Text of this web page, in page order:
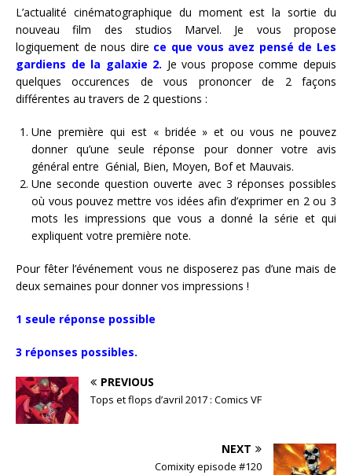
L’actualité cinématographique du moment est la sortie du
nouveau film des studios Marvel. Je vous propose
logiquement de nous dire ce que vous avez pensé de Les
gardiens de la galaxie 2. Je vous propose comme depuis
quelques occurences de vous prononcer de 2 façons
différentes au travers de 2 questions :
Une première qui est « bridée » et ou vous ne pouvez
donner qu’une seule réponse pour donner votre avis
général entre Génial, Bien, Moyen, Bof et Mauvais.
Une seconde question ouverte avec 3 réponses possibles
où vous pouvez mettre vos idées afin d’exprimer en 2 ou 3
mots les impressions que vous a donné la série et qui
expliquent votre première note.
Pour fêter l’événement vous ne disposerez pas d’une mais de
deux semaines pour donner vos impressions !
1 seule réponse possible
3 réponses possibles.
PREVIOUS
Tops et flops d’avril 2017 : Comics VF
NEXT
Comixity episode #120